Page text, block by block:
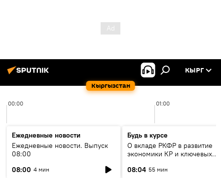
Кыргызстан
КЫРГ
00:00 01:00
Ежедневные новости
Ежедневные новости. Выпуск
08:00
08:00 4 мин
Будь в курсе
О вкладе РКФР в развитие
экономики КР и ключевых
08:04 55 мин